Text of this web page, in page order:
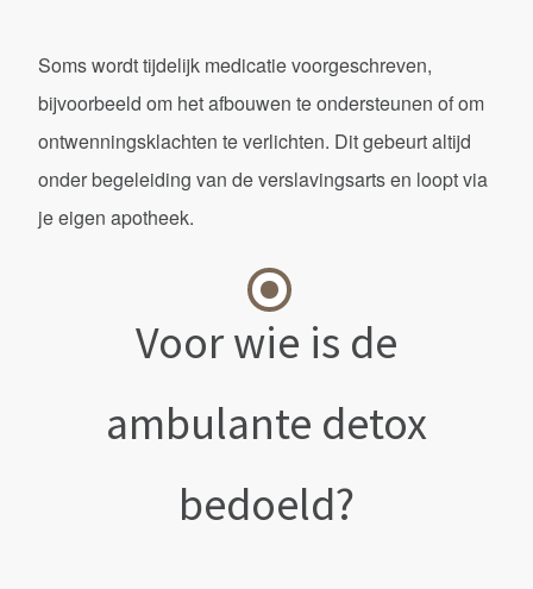
Soms wordt tijdelijk medicatie voorgeschreven,
bijvoorbeeld om het afbouwen te ondersteunen of om
ontwenningsklachten te verlichten. Dit gebeurt altijd
onder begeleiding van de verslavingsarts en loopt via
je eigen apotheek.
Voor wie is de
ambulante detox
bedoeld?